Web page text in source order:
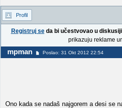
Profil
Registruj seda bi učestvovao u
prikazuju reklame
mpman Poslao: 31 Okt 2012 22:54
Ono kada se nadaš najgorem a desi se